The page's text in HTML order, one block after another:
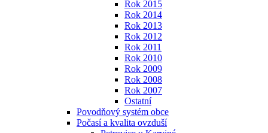
Rok 2015
Rok 2014
Rok 2013
Rok 2012
Rok 2011
Rok 2010
Rok 2009
Rok 2008
Rok 2007
Ostatní
Povodňový systém obce
Počasí a kvalita ovzduší